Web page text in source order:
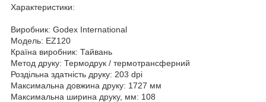
Характеристики:
Виробник: Godex International
Модель: EZ120
Країна виробник: Тайвань
Метод друку: Термодрук / термотрансферний
Роздільна здатність друку: 203 dpi
Максимальна довжина друку: 1727 мм
Максимальна ширина друку, мм: 108